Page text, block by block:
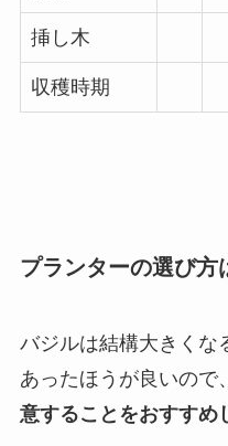
挿し木
収穫時期
プランターの選び方
バジルは結構大きくな
あったほうが良いので、
意することをおすすめ